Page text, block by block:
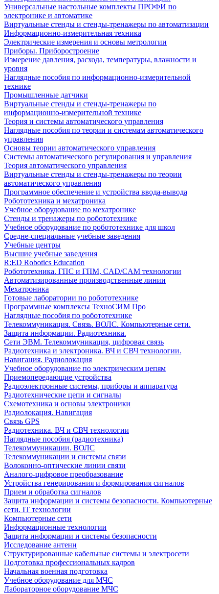
Универсальные настольные комплекты ПРОФИ по
электронике и автоматике
Виртуальные стенды и стенды-тренажеры по автоматизации
Информационно-измерительная техника
Электрические измерения и основы метрологии
Приборы. Приборостроение
Измерение давления, расхода, температуры, влажности и
уровня
Наглядные пособия по информационно-измерительной
технике
Промышленные датчики
Виртуальные стенды и стенды-тренажеры по
информационно-измерительной технике
Теория и системы автоматического управления
Наглядные пособия по теории и системам автоматического
управления
Основы теории автоматического управления
Системы автоматического регулирования и управления
Теория автоматического управления
Виртуальные стенды и стенды-тренажеры по теории
автоматического управления
Программное обеспечение и устройства ввода-вывода
Робототехника и мехатроника
Учебное оборудование по мехатронике
Стенды и тренажеры по робототехнике
Учебное оборудование по робототехнике для школ
Средне-специальные учебные заведения
Учебные центры
Высшие учебные заведения
R:ED Robotics Education
Робототехника. ГПС и ГПМ, CAD/CAM технологии
Автоматизированные производственные линии
Мехатроника
Готовые лаборатории по робототехнике
Программные комплексы ТехноСИМ Про
Наглядные пособия по робототехнике
Телекоммуникация. Связь. ВОЛС. Компьютерные сети.
Защита информации. Радиотехника.
Сети ЭВМ. Телекоммуникация, цифровая связь
Радиотехника и электроника. ВЧ и СВЧ технологии.
Навигация. Радиолокация
Учебное оборудование по электрическим цепям
Приемопередающие устройства
Радиоэлектронные системы, приборы и аппаратура
Радиотехнические цепи и сигналы
Схемотехника и основы электроники
Радиолокация. Навигация
Связь GPS
Радиотехника. ВЧ и СВЧ технологии
Наглядные пособия (радиотехника)
Телекоммуникации. ВОЛС
Телекоммуникации и системы связи
Волоконно-оптические линии связи
Аналого-цифровое преобразование
Устройства генерирования и формирования сигналов
Прием и обработка сигналов
Защита информации и системы безопасности. Компьютерные
сети. IT технологии
Компьютерные сети
Информационные технологии
Защита информации и системы безопасности
Исследование антенн
Структурированные кабельные системы и электросети
Подготовка профессиональных кадров
Начальная военная подготовка
Учебное оборудование для МЧС
Лабораторное оборудование МЧС